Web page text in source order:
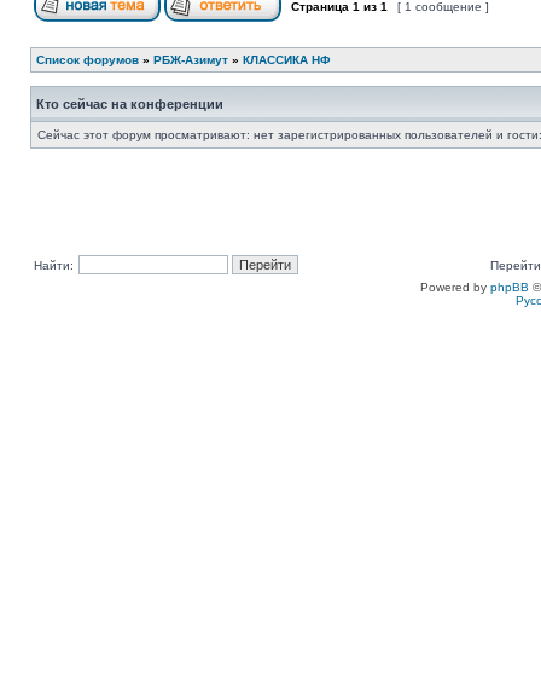
Страница 1 из 1 [ 1 сообщение ]
Список форумов » РБЖ-Азимут » КЛАССИКА НФ
Кто сейчас на конференции
Сейчас этот форум просматривают: нет зарегистрированных пользователей и
Найти:
Powered by phpBB